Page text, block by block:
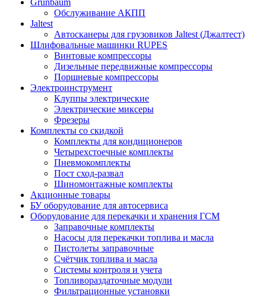
Grunbaum
Обслуживание АКПП
Jaltest
Автосканеры для грузовиков Jaltest (Джалтест)
Шлифовальные машинки RUPES
Винтовые компрессоры
Дизельные передвижные компрессоры
Поршневые компрессоры
Электроинструмент
Клуппы электрические
Электрические миксеры
Фрезеры
Комплекты со скидкой
Комплекты для кондиционеров
Четырехстоечные комплекты
Пневмокомплекты
Пост сход-развал
Шиномонтажные комплекты
Акционные товары
БУ оборудование для автосервиса
Оборудование для перекачки и хранения ГСМ
Заправочные комплекты
Насосы для перекачки топлива и масла
Пистолеты заправочные
Счётчик топлива и масла
Системы контроля и учета
Топливораздаточные модули
Фильтрационные установки